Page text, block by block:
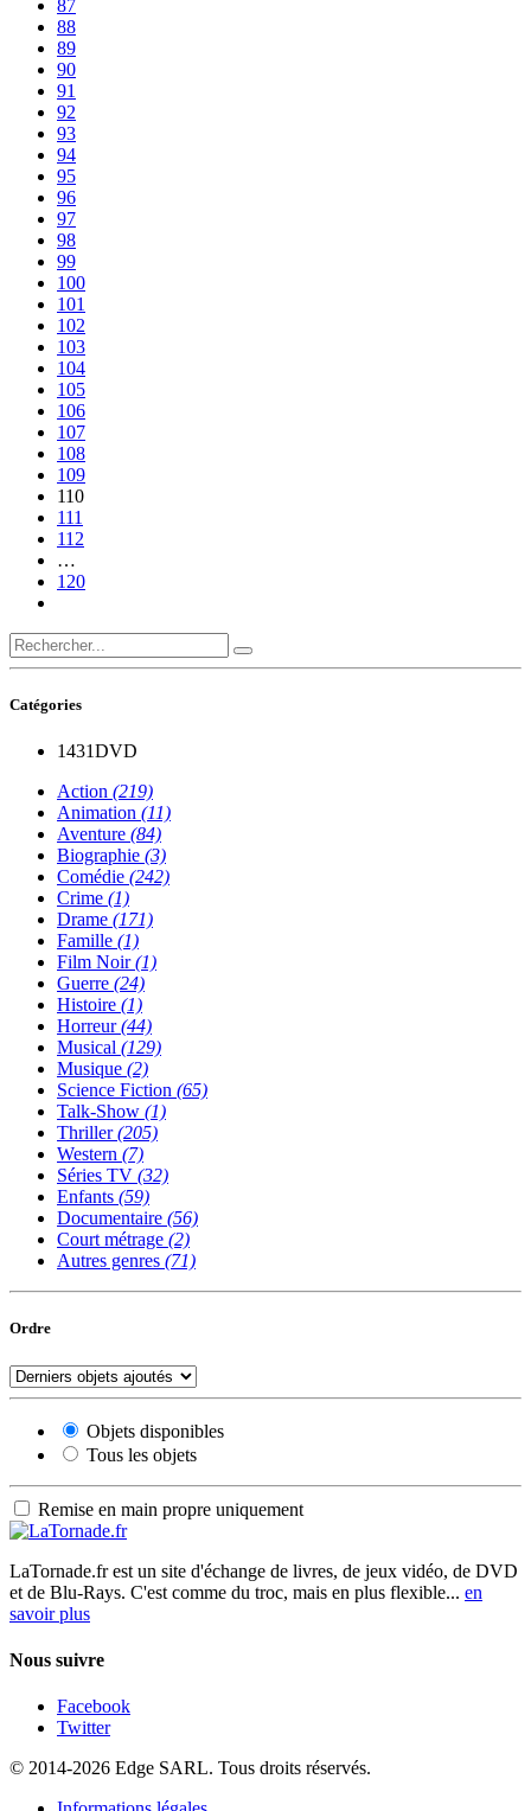
87
88
89
90
91
92
93
94
95
96
97
98
99
100
101
102
103
104
105
106
107
108
109
110
111
112
…
120
Catégories
1431DVD
Action (219)
Animation (11)
Aventure (84)
Biographie (3)
Comédie (242)
Crime (1)
Drame (171)
Famille (1)
Film Noir(1)
Guerre (24)
Histoire (1)
Horreur(44)
Musical (129)
Musique (2)
Science Fiction (65)
Talk-Show (1)
Thriller(205)
Western (7)
Séries TV (32)
Enfants (59)
Documentaire (56)
Court métrage (2)
Autres genres (71)
Ordre
Objets disponibles
Tous les objets
Remise en main propre uniquement
LaTornade.frest un site d'échange de livres, de jeux vidéo, de DVD
et de Blu-Rays. C'est comme du troc, mais en plus flexible... en
savoir plus
Nous suivre
Facebook
Twitter
© 2014-2026 Edge SARL. Tous droits réservés.